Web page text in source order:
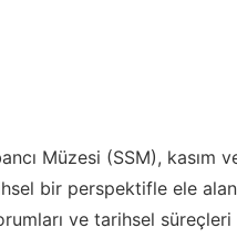
Müzesi (SSM), kasım
bir perspektifle ele
ve tarihsel